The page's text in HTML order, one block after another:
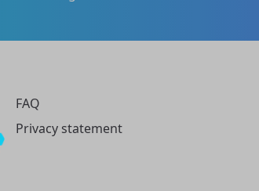
FAQ
Privacy statement